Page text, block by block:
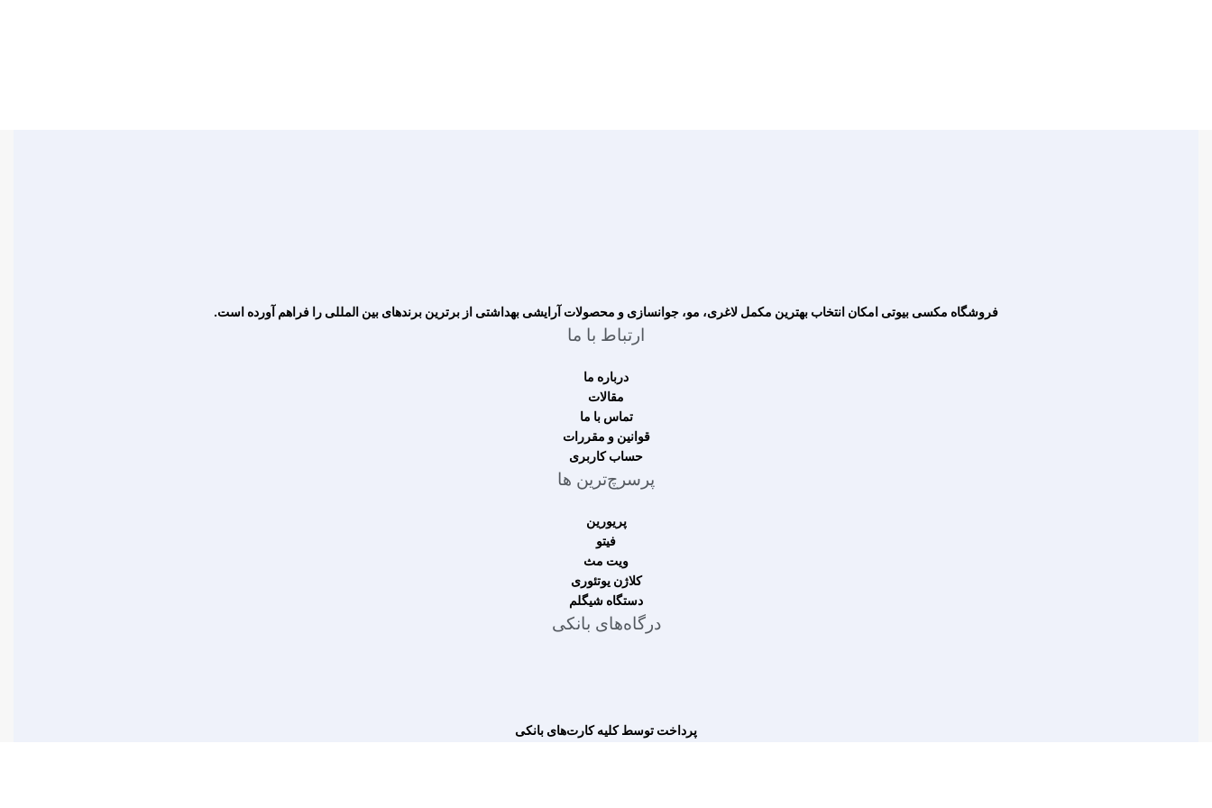
فروشگاه مکسی بیوتی امکان انتخاب بهترین مکمل لاغری، مو، جوانسازی و محصولات آرایشی بهداشتی از برترین برندهای بین المللی را فراهم آورده است.
ارتباط با ما
درباره ما
مقالات
تماس با ما
قوانین و مقررات
حساب کاربری
پرسرچ‌ترین ها
پریورین
فیتو
ویت مث
کلاژن یوتئوری
دستگاه شیگلم
درگاه‌های بانکی
پرداخت توسط کلیه کارت‌های بانکی